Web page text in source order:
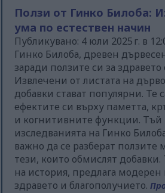
Ползи от Гинко Билоба:
ума по естествен начин
Публикувано: 4 юли 2025 г. в
Гинко Билоба, древен
заради ползите си за здравето
Извлечени от листата на
добавки стават популярни. Те
ефектите си върху паметта,
и когнитивните функции. Тъй
изследванията на Гинко
важно да се разберат ползите
тези, които обмислят добавки.
на история, предлага
здравето и благополучието.